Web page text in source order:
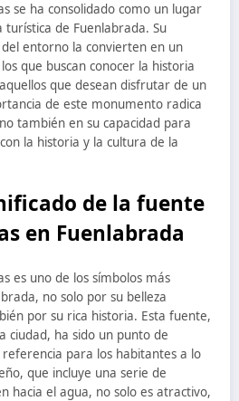
se ha consolidado como un lugar
de Fuenlabrada. Su
entorno la convierten en un
que buscan conocer la historia
que desean disfrutar de un
de este monumento radica
también en su capacidad para
la historia y la cultura de la
de la fuente
en Fuenlabrada
es uno de los símbolos más
no solo por su belleza
por su rica historia. Esta fuente,
ciudad, ha sido un punto de
para los habitantes a lo
que incluye una serie de
hacia el agua, no solo es atractivo,